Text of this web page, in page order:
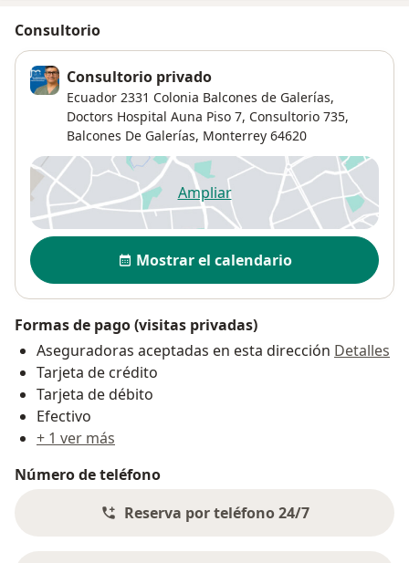
Consultorio
Consultorio privado
Ecuador 2331 Colonia Balcones de Galerías,
Doctors Hospital Auna Piso 7, Consultorio 735,
Balcones De Galerías, Monterrey 64620
Ampliarse abre en una nueva
Disponibilidad
Mostrar el calendario
Formas de pago (visitas privadas)
Aseguradoras aceptadas en esta dirección Detalles
Tarjeta de crédito
Tarjeta de débito
Efectivo
+ 1 ver más
Número de teléfono
Reserva por teléfono 24/7